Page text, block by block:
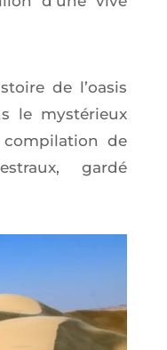
de l’oa­sis
le mys­té­rieux
de
gar­dé